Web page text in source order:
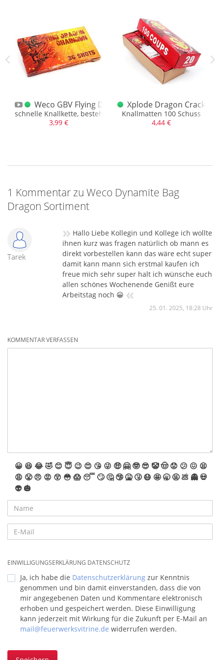
Flying Dragon
Weco GBV Flying Dragon Chaingun 36
schnelle Knallkette, bestehend aus 36 Pyro Crackern
3,99 €
Xplode Dragon Cracker
Knallmatten 100 Schuss
4,44 €
1 Kommentar zu Weco Dynamite Bag
Dragon Sortiment
Tarek
» Hallo Liebe Kollegin und Kollege ich wollte
ihnen kurz was fragen natürlich ob mann es
direkt vorbestellen kann das wäre echt super
damit kann mann sich erstmal kaufen ich
freue mich sehr super halt ich wünsche euch
allen schönes Wochenende Genißt eure
Arbeitstag noch 😀 «
25. 01. 2025, 18:28 Uhr
KOMMENTAR VERFASSEN
😀 😆 😂🤣 😊 😇 😉 😍 😘 😜 🤑 🤗 🤓 😎 🤡🤠 😟 😕 😖 😫
😩 😤 😠 😡 😲 😳 😱 😴 🙄 🤔 🤥 🤮 🤧 😷 🤩 🥱 🤬 💩 👻 💀
👽 🎃
EINWILLIGUNGSERKLÄRUNG DATENSCHUTZ
Ja, ich habe die Datenschutzerklärung zur Kenntnis
genommen und bin damit einverstanden, dass die von
mir angegebenen Daten und Kommentare elektronisch
erhoben und gespeichert werden. Diese Einwilligung
kann jederzeit mit Wirkung für die Zukunft per E-Mail an
mail@feuerwerksvitrine.de widerrufen werden.